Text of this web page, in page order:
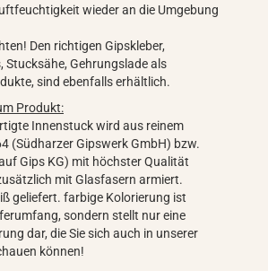
wieder an die Umgebung
Den richtigen Gipskleber,
Stucksähe, Gehrungslade als
sind ebenfalls erhältlich.
Produkt:
Innenstuck wird aus reinem
(Südharzer Gipswerk GmbH) bzw.
Gips KG) mit höchster Qualität
mit Glasfasern armiert.
geliefert. farbige Kolorierung ist
sondern stellt nur eine
dar, die Sie sich auch in unserer
können!